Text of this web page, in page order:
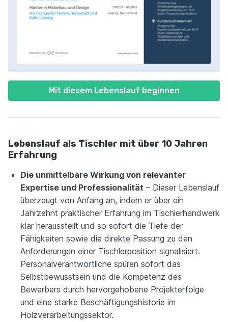
Mit diesem Lebenslauf beginnen
Lebenslauf als Tischler mit über 10 Jahren
Erfahrung
Die unmittelbare Wirkung von relevanter
Expertise und Professionalität – Dieser Lebenslauf
überzeugt von Anfang an, indem er über ein
Jahrzehnt praktischer Erfahrung im Tischlerhandwerk
klar herausstellt und so sofort die Tiefe der
Fähigkeiten sowie die direkte Passung zu den
Anforderungen einer Tischlerposition signalisiert.
Personalverantwortliche spüren sofort das
Selbstbewusstsein und die Kompetenz des
Bewerbers durch hervorgehobene Projekterfolge
und eine starke Beschäftigungshistorie im
Holzverarbeitungssektor.